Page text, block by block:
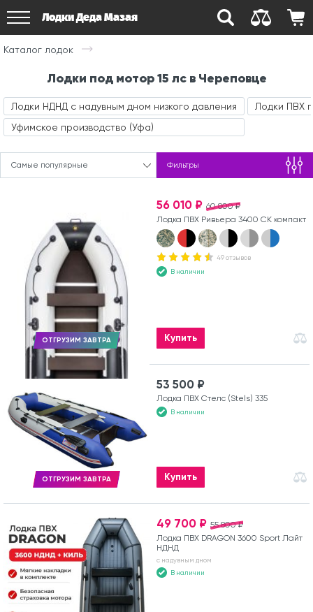
Лодки Деда Мазая
Каталог лодок
Лодки под мотор 15 лс в Череповце
Лодки НДНД с надувным дном низкого давления
Уфимское производство (Уфа)
Лодки ПВХ
Самые популярные Фильтры
ОТГРУЗИМ ЗАВТРА
60 800 ₽
56 010 ₽
Лодка ПВХ Ривьера 3400 СК компакт
49 отзывов
В наличии
Купить
ОТГРУЗИМ ЗАВТРА
53 500 ₽
Лодка ПВХ Стелс (Stels) 335
В наличии
Купить
55 800 ₽
49 700 ₽
Лодка ПВХ DRAGON 3600 Sport Лайт
НДНД
с надувным дном
В наличии